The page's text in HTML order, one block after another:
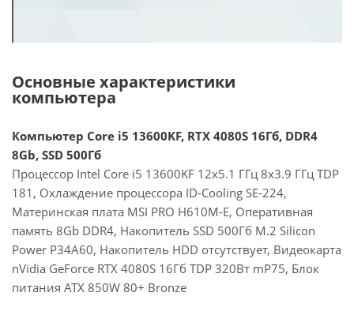
Основные характеристики
компьютера
Компьютер Core i5 13600KF, RTX 4080S 16Гб, DDR4
8Gb, SSD 500Гб
Процессор Intel Core i5 13600KF 12x5.1 ГГц 8x3.9 ГГц TDP
181, Охлаждение процессора ID-Cooling SE-224,
Материнская плата MSI PRO H610M-E, Оперативная
память 8Gb DDR4, Накопитель SSD 500Гб M.2 Silicon
Power P34A60, Накопитель HDD отсутствует, Видеокарта
nVidia GeForce RTX 4080S 16Гб TDP 320Вт mP75, Блок
питания ATX 850W 80+ Bronze